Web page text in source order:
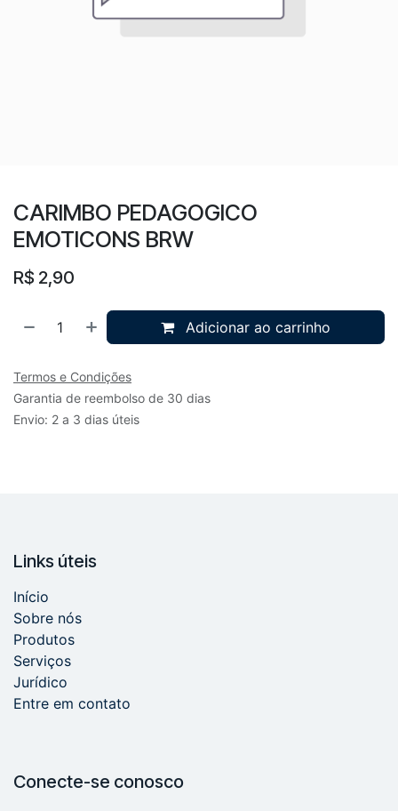
CARIMBO PEDAGOGICO
EMOTICONS BRW
R$ 2,90
Adicionar ao carrinho
Termos e Condições
Garantia de reembolso de 30 dias
Envio: 2 a 3 dias úteis
Links úteis
Início
Sobre nós
Produtos
Serviços
Jurídico
Entre em contato
Conecte-se conosco